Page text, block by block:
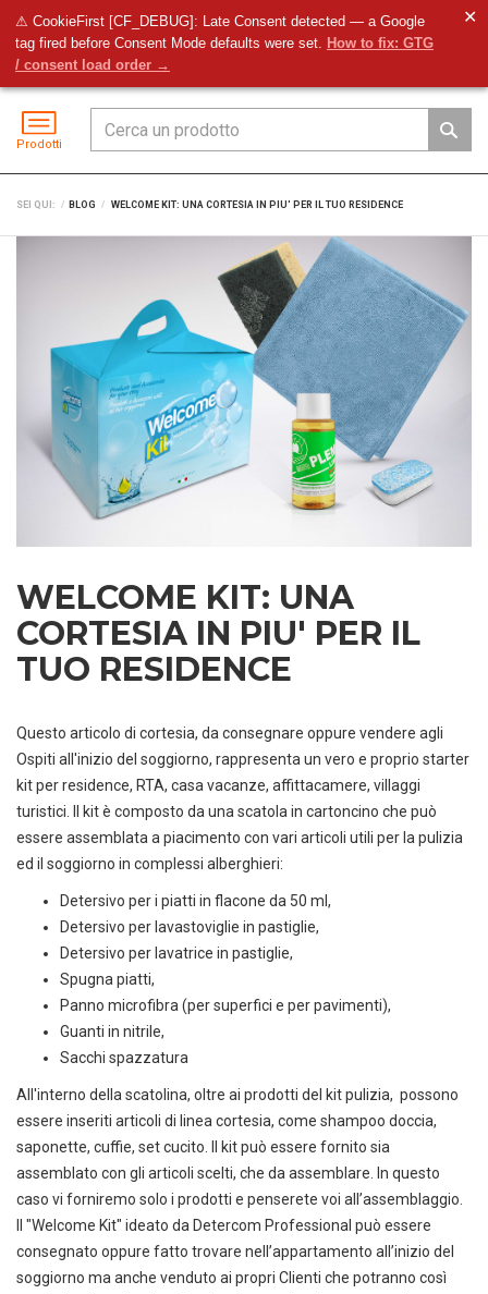
⚠ CookieFirst [CF_DEBUG]: Late Consent detected — a Google
tag fired before Consent Mode defaults were set. How to fix: GTG
/ consent load order →
✕
Prodotti
SEI QUI: BLOG WELCOME KIT: UNA CORTESIA IN PIU' PER IL TUO RESIDENCE
WELCOME KIT: UNA
CORTESIA IN PIU' PER IL
TUO RESIDENCE
Questo articolo di cortesia, da consegnare oppure vendere agli
Ospiti all'inizio del soggiorno, rappresenta un vero e proprio starter
kit per residence, RTA, casa vacanze, affittacamere, villaggi
turistici. Il kit è composto da una scatola in cartoncino che può
essere assemblata a piacimento con vari articoli utili per la pulizia
ed il soggiorno in complessi alberghieri:
Detersivo per i piatti in flacone da 50 ml,
Detersivo per lavastoviglie in pastiglie,
Detersivo per lavatrice in pastiglie,
Spugna piatti,
Panno microfibra (per superfici e per pavimenti),
Guanti in nitrile,
Sacchi spazzatura
All'interno della scatolina, oltre ai prodotti del kit pulizia, possono
essere inseriti articoli di linea cortesia, come shampoo doccia,
saponette, cuffie, set cucito. Il kit può essere fornito sia
assemblato con gli articoli scelti, che da assemblare. In questo
caso vi forniremo solo i prodotti e penserete voi all’assemblaggio.
Il "Welcome Kit" ideato da Detercom Professional può essere
consegnato oppure fatto trovare nell’appartamento all’inizio del
soggiorno ma anche venduto ai propri Clienti che potranno così